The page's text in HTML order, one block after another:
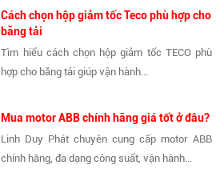
Cách chọn hộp giảm tốc Teco phù hợp cho
băng tải
Tìm hiểu cách chọn hộp giảm tốc TECO phù
hợp cho băng tải giúp vận hành...
Mua motor ABB chính hãng giá tốt ở đâu?
Linh Duy Phát chuyên cung cấp motor ABB
chính hãng, đa dạng công suất, vận hành...